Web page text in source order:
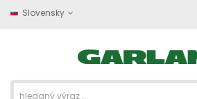
Slovensky